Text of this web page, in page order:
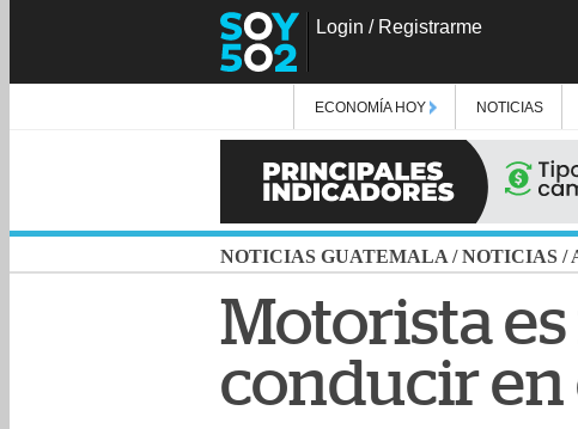
Login / Registrarme
ECONOMÍA HOY NOTICIAS
NOTICIAS GUATEMALA /NOTICIAS /
Motorista
conducir en